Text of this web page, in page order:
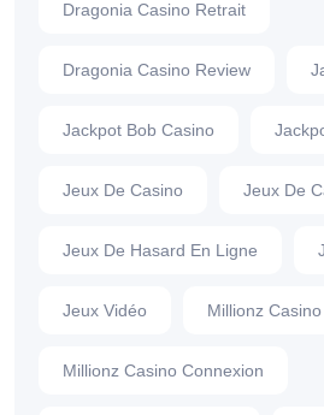
Dragonia Casino Retrait
Dragonia Casino Review
Jackpot Bob Casino
Jeux De Casino Jeux De
Jeux De Hasard En Ligne
Jeux Vidéo Millionz Casino
Millionz Casino Connexion